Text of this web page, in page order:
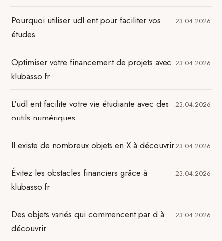
Pourquoi utiliser udl ent pour faciliter vos
études
23.04.2026
Optimiser votre financement de projets avec
klubasso.fr
23.04.2026
L'udl ent facilite votre vie étudiante avec des
outils numériques
23.04.2026
Il existe de nombreux objets en X à découvrir23.04.2026
Évitez les obstacles financiers grâce à
klubasso.fr
23.04.2026
Des objets variés qui commencent par d à
découvrir
23.04.2026